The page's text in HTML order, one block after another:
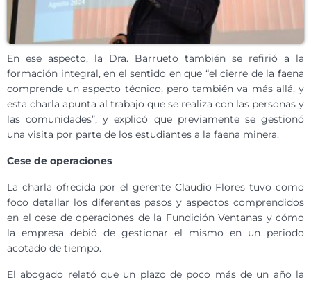
En ese aspecto, la Dra. Barrueto también se refirió a la
formación integral, en el sentido en que “el cierre de la faena
comprende un aspecto técnico, pero también va más allá, y
esta charla apunta al trabajo que se realiza con las personas y
las comunidades”, y explicó que previamente se gestionó
una visita por parte de los estudiantes a la faena minera.
Cese de operaciones
La charla ofrecida por el gerente Claudio Flores tuvo como
foco detallar los diferentes pasos y aspectos comprendidos
en el cese de operaciones de la Fundición Ventanas y cómo
la empresa debió de gestionar el mismo en un periodo
acotado de tiempo.
El abogado relató que un plazo de poco más de un año la